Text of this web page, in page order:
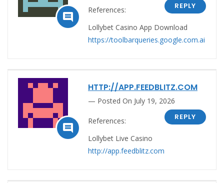

REPLY
References:
Lollybet Casino App Download
https://toolbarqueries.google.com.ai

HTTP://APP.FEEDBLITZ.COM
Posted On July 19, 2026
REPLY
References:
Lollybet Live Casino
http://app.feedblitz.com